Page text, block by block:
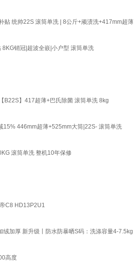
贴 统帅22S 滚筒单洗 | 8公斤+顽渍洗+417mm超薄
销冠|超波全嵌|小户型 滚筒单洗
B22S】417超薄+巴氏除菌 滚筒单洗 8kg
15% 446mm超薄+525mm大筒|22S- 滚筒单洗
滚筒单洗 整机10年保修
C8 HD13P2U1
加厚 新升级丨防水防暴晒S码：洗涤容量4-7.5kg
高度